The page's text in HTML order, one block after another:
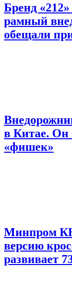
Бренд
рамный
обещали
в Китае. Он
«фишек»
Минпром
версию
развивает